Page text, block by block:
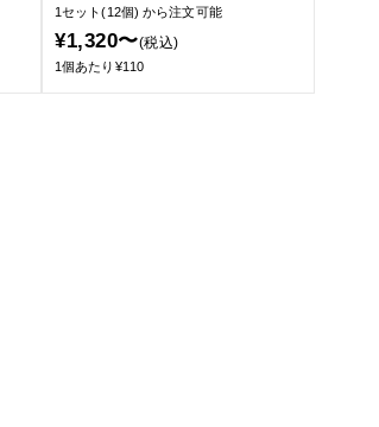
1セット(12個)から注文可能
¥1,320〜(税込)
1個あたり¥110